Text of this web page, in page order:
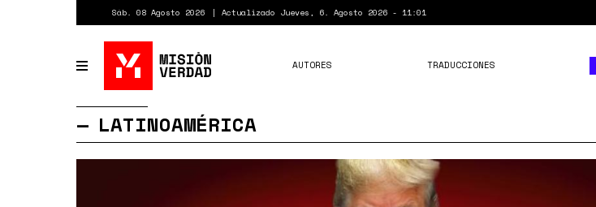
Sáb. 08 Agosto 2026 Actualizado Jueves, 6. Agosto 2026 - 11:01
Toggle
navigation
AUTORES TRADUCCIONES
LATINOAMÉRICA